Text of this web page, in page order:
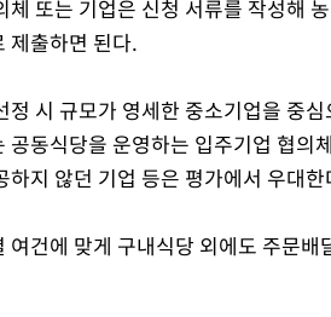
체 또는 기업은 신청 서류를 작성해
제출하면 된다.
정 시 규모가 영세한 중소기업을 중
공동식당을 운영하는 입주기업 협의
하지 않던 기업 등은 평가에서 우대
여건에 맞게 구내식당 외에도 주문